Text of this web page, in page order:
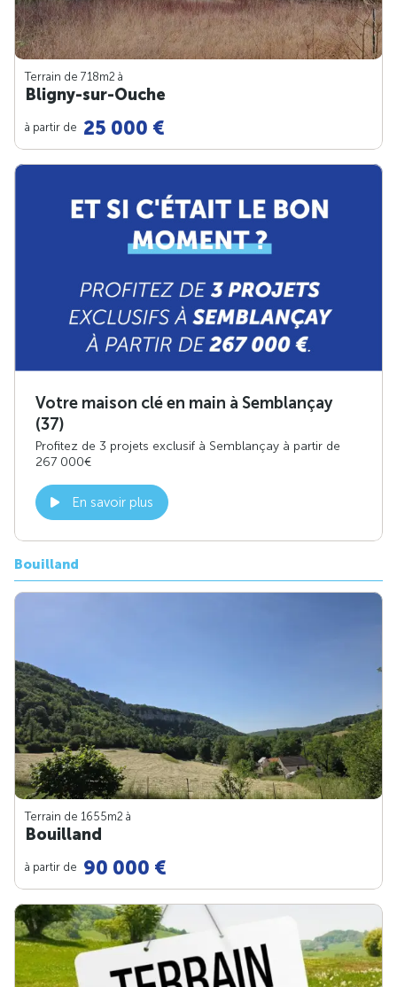
Terrain de 718m2 à
Bligny-sur-Ouche
à partir de 25 000 €
Votre maison clé en main à Semblançay
(37)
Profitez de 3 projets exclusif à Semblançay à partir de
267 000€
En savoir plus
Bouilland
Terrain de 1655m2 à
Bouilland
à partir de 90 000 €